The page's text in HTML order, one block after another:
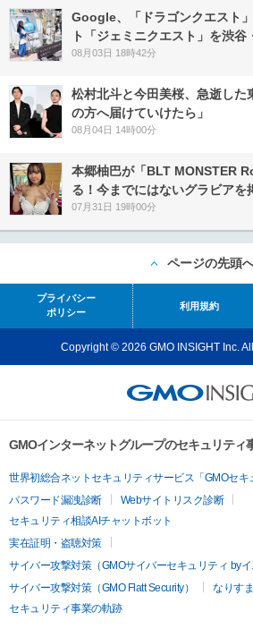
Google、「ドラゴンクエスト
ト「ジェミニクエスト」を渋谷
08月03日 18時42分
松村北斗と今田美桜、急逝した
の方へ届けていけたら」
08月04日 14時00分
本郷柚巴が「BLT MONSTER
る！今までにはないグラビアを
07月31日 19時00分
ページの先頭
プライバシー
ポリシー
利用規約
Copyright © 2026 GMO INSIGHT Inc.
GMOインターネットグループのセキュリティ
世界初総合ネットセキュリティサービス「GMOセキ
パスワード漏洩診断
Webサイトリスク診断
セキュリティ相談AIチャットボット
実在証明・盗聴対策
サイバー攻撃対策（GMOサイバーセキュリティ byイ
サイバー攻撃対策（GMO Flatt Security）
なりす
セキュリティ事業の軌跡